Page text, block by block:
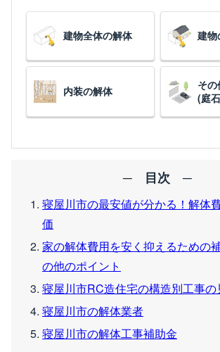
建物全体の解体 建物
内装の解体
その
(庭
寝屋川市の最安値が分かる！解体
価
家の解体費用を安く抑えるための
の他のポイント
寝屋川市RC造住宅の構造別工事の
寝屋川市の解体業者
寝屋川市の解体工事補助金